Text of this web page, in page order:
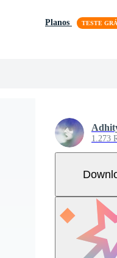
Planos
1.273